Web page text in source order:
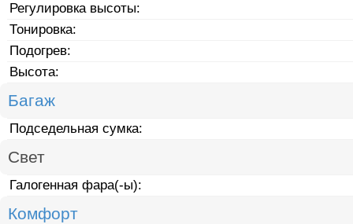
Регулировка высоты:
Тонировка:
Подогрев:
Высота:
Багаж
Подседельная сумка:
Свет
Галогенная фара(-ы):
Комфорт